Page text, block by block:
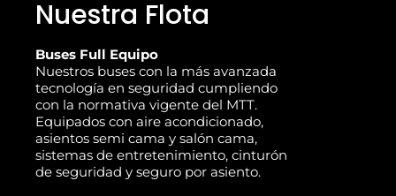
Nuestra Flota
Buses Full Equipo
Nuestros buses con la más avanzada
tecnología en seguridad cumpliendo
con la normativa vigente del MTT.
Equipados con aire acondicionado,
asientos semi cama y salón cama,
sistemas de entretenimiento, cinturón
de seguridad y seguro por asiento.